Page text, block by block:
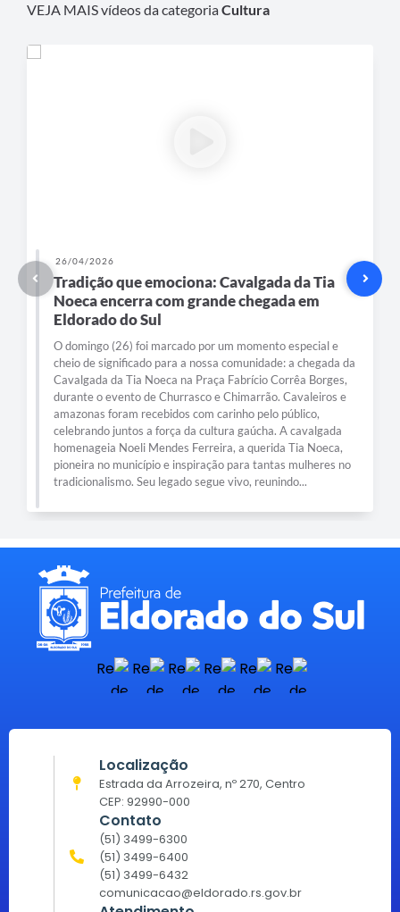
VEJA MAIS vídeos da categoriaCultura
26/04/2026
Tradição que emociona: Cavalgada da Tia
Noeca encerra com grande chegada em
Eldorado do Sul
O domingo (26) foi marcado por um momento especial e
cheio de significado para a nossa comunidade: a chegada da
Cavalgada da Tia Noeca na Praça Fabrício Corrêa Borges,
durante o evento de Churrasco e Chimarrão. Cavaleiros e
amazonas foram recebidos com carinho pelo público,
celebrando juntos a força da cultura gaúcha. A cavalgada
homenageia Noeli Mendes Ferreira, a querida Tia Noeca,
pioneira no município e inspiração para tantas mulheres no
tradicionalismo. Seu legado segue vivo, reunindo...
Localização
Estrada da Arrozeira, nº 270, Centro
CEP: 92990-000
Contato
(51) 3499-6300
(51) 3499-6400
(51) 3499-6432
comunicacao@eldorado.rs.gov.br